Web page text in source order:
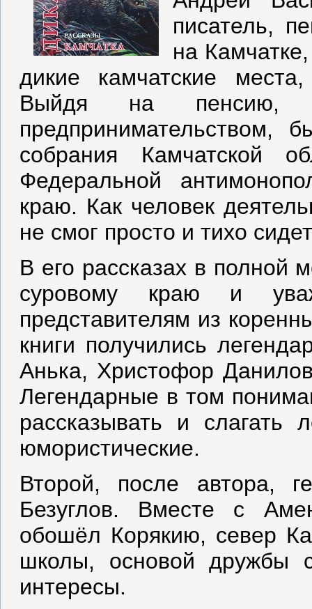
писатель,
на
дикие камчатские
Выйдя на пенсию,
предпринимательством,
собрания Камчатской
Федеральной
краю. Как человек
не смог просто и тихо
В его рассказах в полной
суровому краю и
представителям из
книги получились
Анька, Христофор
Легендарные в том
рассказывать и слагать
юмористические.
Второй, после автора,
Безуглов. Вместе с
обошёл Корякию, север
школы, основой дружбы
интересы.